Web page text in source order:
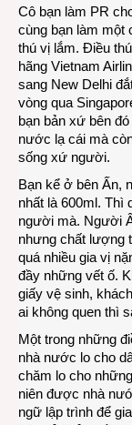
Cô bạn làm PR
cùng bạn làm một
thú vị lắm. Điều
hãng Vietnam
sang New Delhi
vòng qua
bạn bản xứ bên
nước lạ cái mà
sống xứ người.
Bạn kể ở bên Ấn,
nhất là 600ml. Thì
người mà. Người
nhưng chất lượng
quá nhiều gia vị
đầy những vết ố.
giấy vệ sinh,
ai không quen thì
Một trong những
nhà nước lo cho
chăm lo cho
niên được nhà
ngữ lập trình để